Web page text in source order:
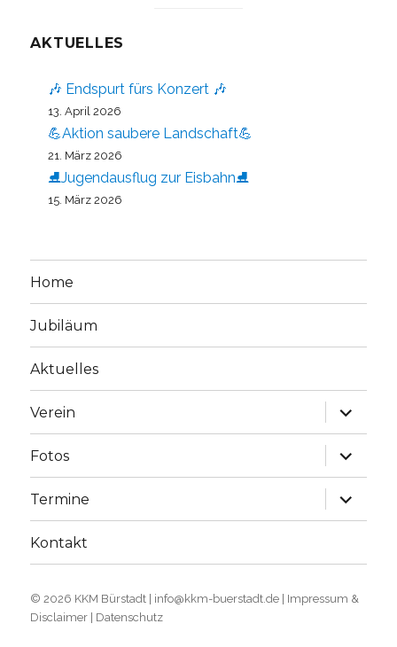
AKTUELLES
🎶 Endspurt fürs Konzert 🎶
13. April 2026
💪Aktion saubere Landschaft💪
21. März 2026
⛸️Jugendausflug zur Eisbahn⛸️
15. März 2026
Home
Jubiläum
Aktuelles
Verein
öffnen
Fotos
öffnen
Termine
öffnen
Kontakt
© 2026 KKM Bürstadt info@kkm-buerstadt.de
Impressum &
Disclaimer
Datenschutz